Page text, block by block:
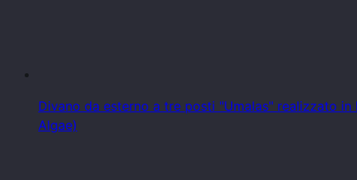
Divano da esterno a tre posti "Umalas" realizzato
Algae)